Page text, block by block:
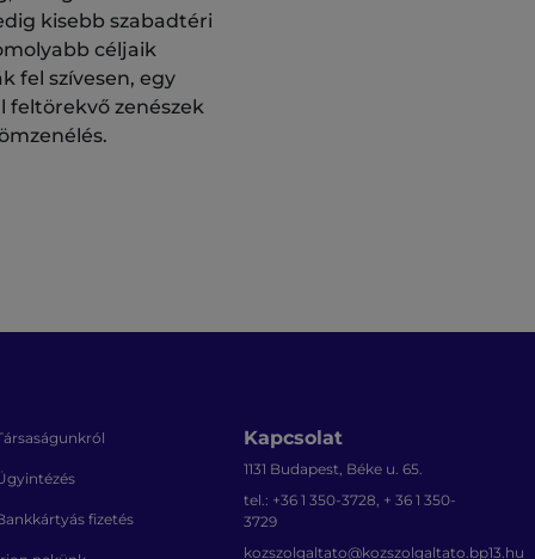
kisebb szabadtéri
céljaik
fel szívesen, egy
feltörekvő zenészek
fizetés
Kapcsolat
1131 Budapest, Béke u. 65.
tel.: +36 1 350-3728, + 36 1 350-
3729
kozszolgaltato@kozszolgaltato.bp13.hu